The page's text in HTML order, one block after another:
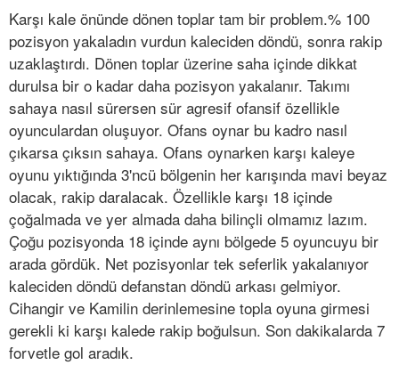
Karşı kale önünde dönen toplar tam bir problem.% 100
pozisyon yakaladın vurdun kaleciden döndü, sonra rakip
uzaklaştırdı. Dönen toplar üzerine saha içinde dikkat
durulsa bir o kadar daha pozisyon yakalanır. Takımı
sahaya nasıl sürersen sür agresif ofansif özellikle
oyunculardan oluşuyor. Ofans oynar bu kadro nasıl
çıkarsa çıksın sahaya. Ofans oynarken karşı kaleye
oyunu yıktığında 3'ncü bölgenin her karışında mavi beyaz
olacak, rakip daralacak. Özellikle karşı 18 içinde
çoğalmada ve yer almada daha bilinçli olmamız lazım.
Çoğu pozisyonda 18 içinde aynı bölgede 5 oyuncuyu bir
arada gördük. Net pozisyonlar tek seferlik yakalanıyor
kaleciden döndü defanstan döndü arkası gelmiyor.
Cihangir ve Kamilin derinlemesine topla oyuna girmesi
gerekli ki karşı kalede rakip boğulsun. Son dakikalarda 7
forvetle gol aradık.